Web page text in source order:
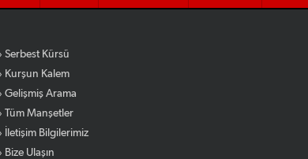
Serbest Kürsü
Kurşun Kalem
Gelişmiş Arama
Tüm Manşetler
İletişim Bilgilerimiz
Bize Ulaşın